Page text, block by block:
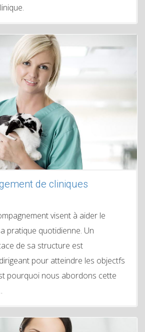
de cliniques
visent à aider le
pratique quotidienne. Un
de sa structure est
pour atteindre les objectfs
pourquoi nous abordons cette